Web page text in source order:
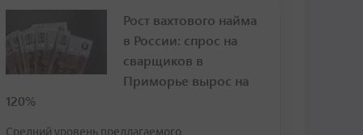
Рост вахтового найма
в России: спрос на
сварщиков в
Приморье вырос на
120%
Средний уровень предлагаемого